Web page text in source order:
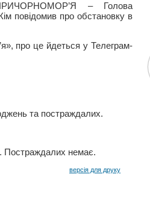
– Голова
Кім повідомив про обстановку в
про це йдеться у Телеграм-
та постраждалих.
Постраждалих немає.
версія для друку